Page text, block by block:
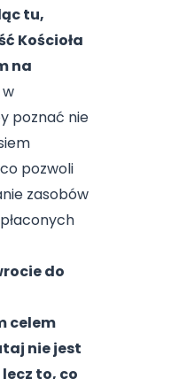
tu,
Kościoła
na
poznać nie
pozwoli
zasobów
do
celem
nie jest
to, co